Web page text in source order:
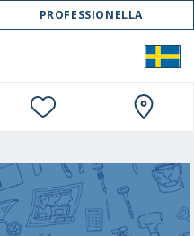
PROFESSIONELLA